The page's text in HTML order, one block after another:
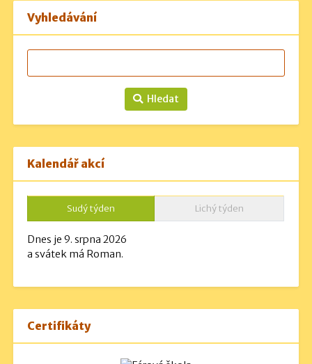
Vyhledávání
Hledat
Kalendář akcí
Sudý týden Lichý týden
Dnes je 9. srpna 2026
a svátek má Roman.
Certifikáty